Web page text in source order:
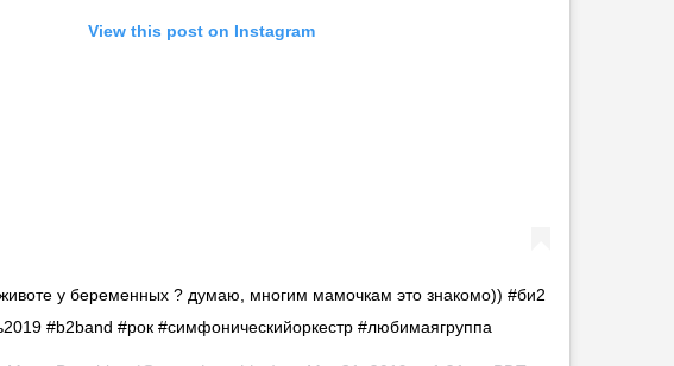
View this post on Instagram
у беременных ? думаю, многим мамочкам это знакомо)) #би2
#b2band #рок #симфоническийоркестр #любимаягруппа